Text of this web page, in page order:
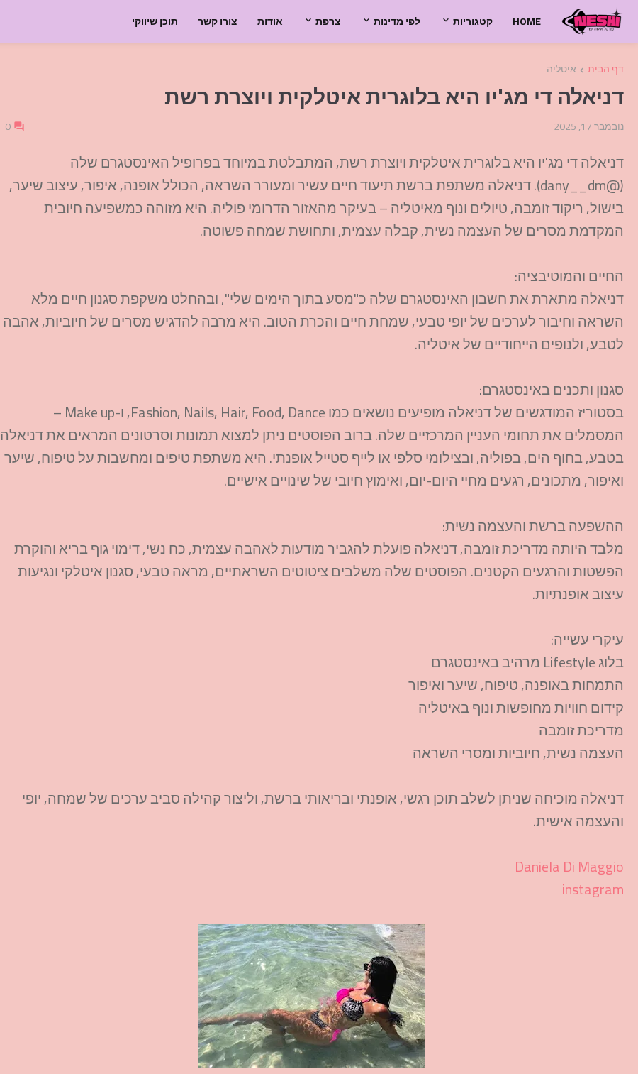
HOME קטגוריות לפי מדינות צרפת אודות צורו קשר תוכן שיווקי
דף הבית איטליה
דניאלה די מג'יו היא בלוגרית איטלקית ויוצרת רשת
נובמבר 17, 2025 0
דניאלה די מג'יו היא בלוגרית איטלקית ויוצרת רשת, המתבלטת במיוחד בפרופיל האינסטגרם שלה
(@dany__dm). דניאלה משתפת ברשת תיעוד חיים עשיר ומעורר השראה, הכולל אופנה, איפור, עיצוב שיער,
בישול, ריקוד זומבה, טיולים ונוף מאיטליה – בעיקר מהאזור הדרומי פוליה. היא מזוהה כמשפיעה חיובית
המקדמת מסרים של העצמה נשית, קבלה עצמית, ותחושת שמחה פשוטה.
החיים והמוטיבציה:
דניאלה מתארת את חשבון האינסטגרם שלה כ"מסע בתוך הימים שלי", ובהחלט משקפת סגנון חיים מלא
השראה וחיבור לערכים של יופי טבעי, שמחת חיים והכרת הטוב. היא מרבה להדגיש מסרים של חיוביות, אהבה
לטבע, ולנופים הייחודיים של איטליה.
סגנון ותכנים באינסטגרם:
בסטוריז המודגשים של דניאלה מופיעים נושאים כמו Fashion, Nails, Hair, Food, Dance, ו-Make up –
המסמלים את תחומי העניין המרכזיים שלה. ברוב הפוסטים ניתן למצוא תמונות וסרטונים המראים את דניאלה
בטבע, בחוף הים, בפוליה, ובצילומי סלפי או לייף סטייל אופנתי. היא משתפת טיפים ומחשבות על טיפוח, שיער
ואיפור, מתכונים, רגעים מחיי היום-יום, ואימוץ חיובי של שינויים אישיים.
ההשפעה ברשת והעצמה נשית:
מלבד היותה מדריכת זומבה, דניאלה פועלת להגביר מודעות לאהבה עצמית, כח נשי, דימוי גוף בריא והוקרת
הפשטות והרגעים הקטנים. הפוסטים שלה משלבים ציטוטים השראתיים, מראה טבעי, סגנון איטלקי ונגיעות
עיצוב אופנתיות.
עיקרי עשייה:
בלוג Lifestyle מרהיב באינסטגרם
התמחות באופנה, טיפוח, שיער ואיפור
קידום חוויות מחופשות ונוף באיטליה
מדריכת זומבה
העצמה נשית, חיוביות ומסרי השראה
דניאלה מוכיחה שניתן לשלב תוכן רגשי, אופנתי ובריאותי ברשת, וליצור קהילה סביב ערכים של שמחה, יופי
והעצמה אישית.​
Daniela Di Maggio
instagram